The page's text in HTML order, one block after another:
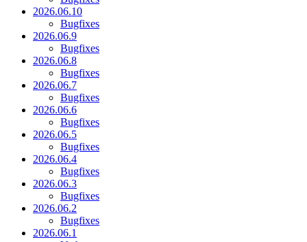
2026.06.10
Bugfixes
2026.06.9
Bugfixes
2026.06.8
Bugfixes
2026.06.7
Bugfixes
2026.06.6
Bugfixes
2026.06.5
Bugfixes
2026.06.4
Bugfixes
2026.06.3
Bugfixes
2026.06.2
Bugfixes
2026.06.1